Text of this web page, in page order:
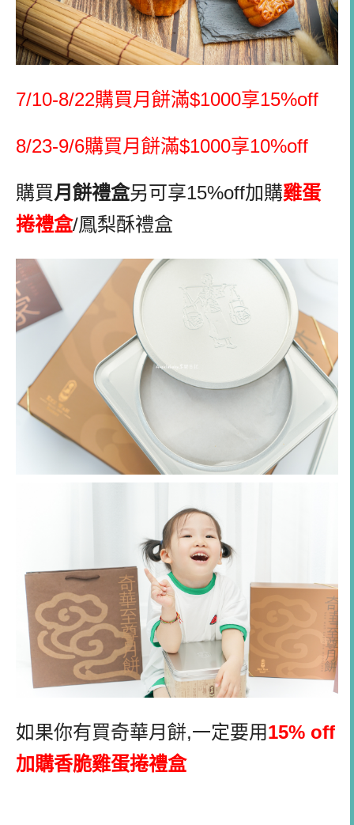
7/10-8/22購買月餅滿$1000享15%off
8/23-9/6購買月餅滿$1000享10%off
購買月餅禮盒另可享15%off加購雞蛋
捲禮盒/鳳梨酥禮盒
如果你有買奇華月餅,一定要用15% off
加購香脆雞蛋捲禮盒